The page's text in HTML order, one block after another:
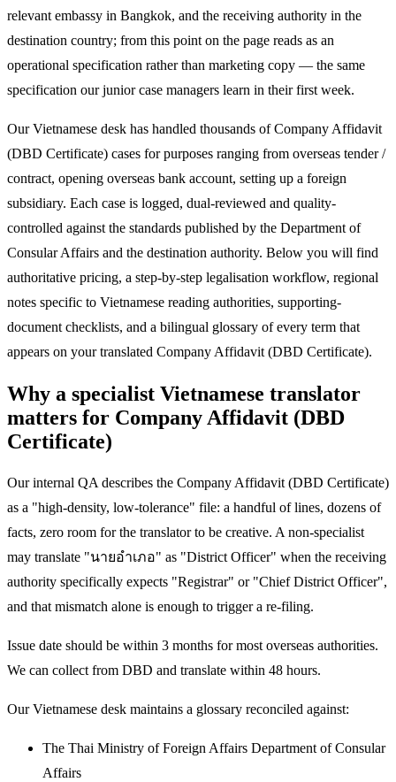
relevant embassy in Bangkok, and the receiving authority in the
destination country; from this point on the page reads as an
operational specification rather than marketing copy — the same
specification our junior case managers learn in their first week.
Our Vietnamese desk has handled thousands of Company Affidavit
(DBD Certificate) cases for purposes ranging from overseas tender /
contract, opening overseas bank account, setting up a foreign
subsidiary. Each case is logged, dual-reviewed and quality-
controlled against the standards published by the Department of
Consular Affairs and the destination authority. Below you will find
authoritative pricing, a step-by-step legalisation workflow, regional
notes specific to Vietnamese reading authorities, supporting-
document checklists, and a bilingual glossary of every term that
appears on your translated Company Affidavit (DBD Certificate).
Why a specialist Vietnamese translator
matters for Company Affidavit (DBD
Certificate)
Our internal QA describes the Company Affidavit (DBD Certificate)
as a "high-density, low-tolerance" file: a handful of lines, dozens of
facts, zero room for the translator to be creative. A non-specialist
may translate "นายอำเภอ" as "District Officer" when the receiving
authority specifically expects "Registrar" or "Chief District Officer",
and that mismatch alone is enough to trigger a re-filing.
Issue date should be within 3 months for most overseas authorities.
We can collect from DBD and translate within 48 hours.
Our Vietnamese desk maintains a glossary reconciled against:
The Thai Ministry of Foreign Affairs Department of Consular
Affairs